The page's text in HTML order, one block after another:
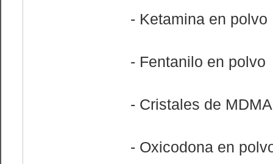
- Ketamina en polvo
- Fentanilo en polvo
- Cristales de MDMA
- Oxicodona en